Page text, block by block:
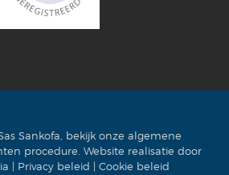
Sankofa, bekijk onze algemene
procedure . Website realisatie door
| Privacy beleid | Cookie beleid